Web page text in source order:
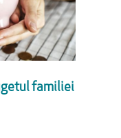
familiei